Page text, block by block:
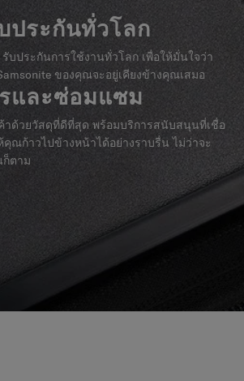
ประกันทั่วโลก
รับประกันการใช้งานทั่วโลก เพื่อให้มั่นใจว่า
ของคุณจะอยู่เคียงข้างคุณเสมอ
และซ่อมแซม
าด้วยวัสดุที่ดีที่สุด พร้อมบริการสนับสนุนที่เชื่อ
คุณก้าวไปข้างหน้าได้อย่างราบรื่น ไม่ว่าจะ
ก็ตาม